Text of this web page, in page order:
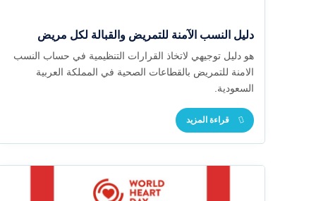
دليل النسب الآمنة للتمريض والقبالة لكل مريض
هو دليل توجيهي لاتخاذ القرارات التنظيمية في حساب النسب
الامنة للتمريض بالقطاعات الصحية في المملكة العربية
السعودية.
قراءة المزيد